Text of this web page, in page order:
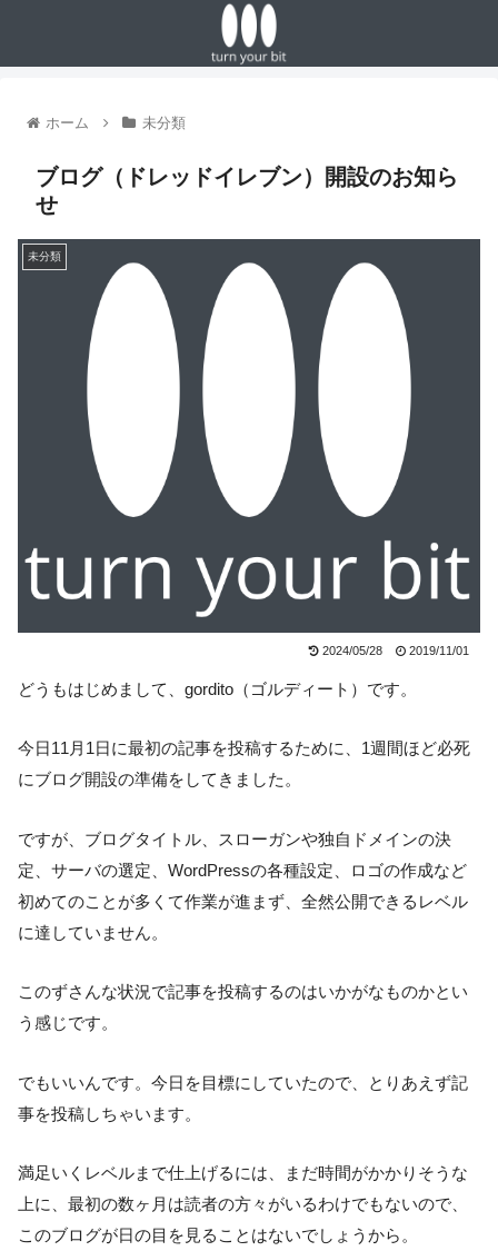
ホーム 未分類
ブログ（ドレッドイレブン）開設のお知ら
せ
未分類
2024/05/28 2019/11/01
どうもはじめまして、gordito（ゴルディート）です。
今日11月1日に最初の記事を投稿するために、1週間ほど必死
にブログ開設の準備をしてきました。
ですが、ブログタイトル、スローガンや独自ドメインの決
定、サーバの選定、WordPressの各種設定、ロゴの作成など
初めてのことが多くて作業が進まず、全然公開できるレベル
に達していません。
このずさんな状況で記事を投稿するのはいかがなものかとい
う感じです。
でもいいんです。今日を目標にしていたので、とりあえず記
事を投稿しちゃいます。
満足いくレベルまで仕上げるには、まだ時間がかかりそうな
上に、最初の数ヶ月は読者の方々がいるわけでもないので、
このブログが日の目を見ることはないでしょうから。